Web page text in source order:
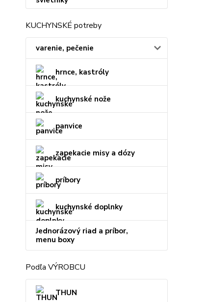
KUCHYNSKÉ potreby
varenie, pečenie
hrnce, kastróly
kuchynské nože
panvice
zapekacie misy a dózy
príbory
kuchynské doplnky
Jednorázový riad a príbor,
menu boxy
Podľa VÝROBCU
THUN